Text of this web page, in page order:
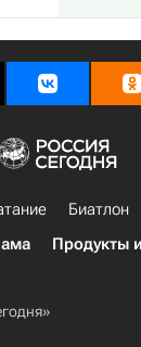
Биатлон
Продукты